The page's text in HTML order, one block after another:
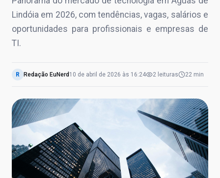
Lindóia em 2026, com tendências, vagas, salários e
oportunidades para profissionais e empresas de
TI.
R Redação EuNerd 10 de abril de 2026 às 16:24 2 leituras 22 min